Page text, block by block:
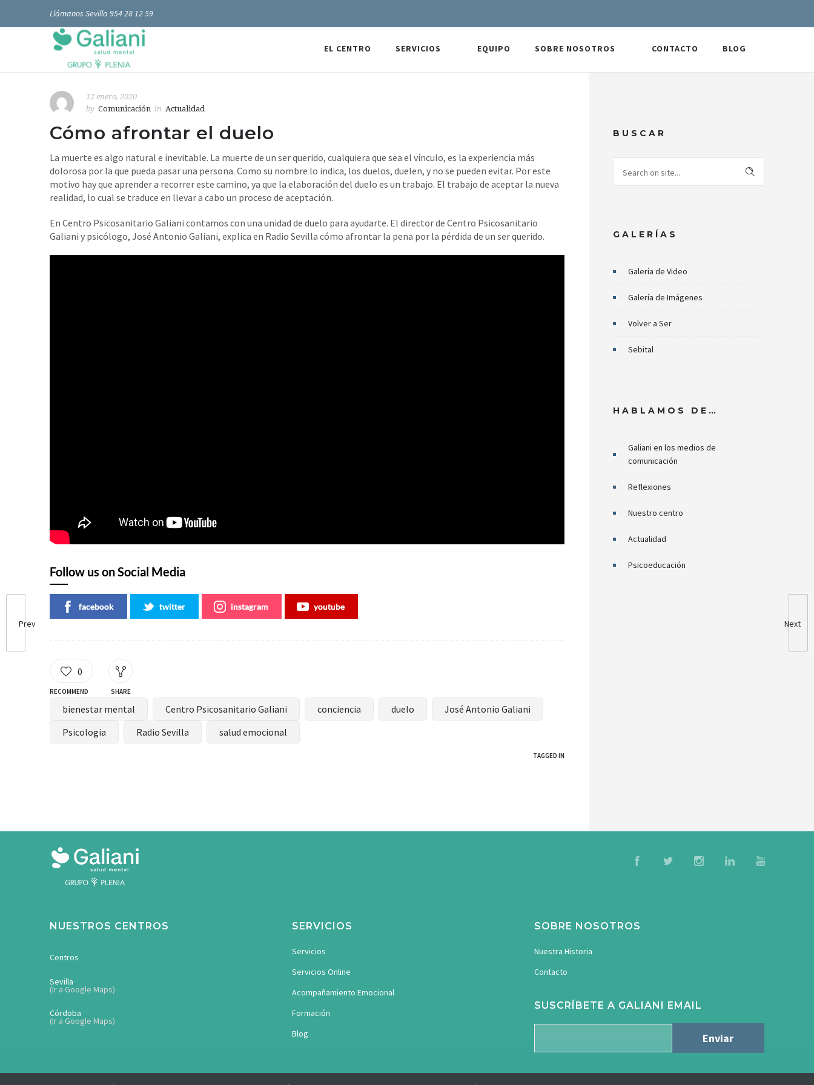
Llámanos Sevilla 954 28 12 59
EL CENTRO SERVICIOS EQUIPO SOBRE NOSOTROS CONTACTO BLOG
Prev Next
12 enero, 2020
by Comunicación in Actualidad
Cómo afrontar el duelo
La muerte es algo natural e inevitable. La muerte de un ser querido, cualquiera que sea el vínculo, es la experiencia más
dolorosa por la que pueda pasar una persona. Como su nombre lo indica, los duelos, duelen, y no se pueden evitar. Por este
motivo hay que aprender a recorrer este camino, ya que la elaboración del duelo es un trabajo. El trabajo de aceptar la nueva
realidad, lo cual se traduce en llevar a cabo un proceso de aceptación.
En Centro Psicosanitario Galiani contamos con una unidad de duelo para ayudarte. El director de Centro Psicosanitario
Galiani y psicólogo, José Antonio Galiani, explica en Radio Sevilla cómo afrontar la pena por la pérdida de un ser querido.
Follow us on Social Media
facebook twitter instagram youtube
0
RECOMMEND SHARE
bienestar mental Centro Psicosanitario Galiani conciencia duelo
José Antonio Galiani
Psicologia
Radio Sevilla salud emocional
TAGGED IN
BUSCAR
GALERÍAS
Galería de Video
Galería de Imágenes
Volver a Ser
Sebital
HABLAMOS DE…
Galiani en los medios de
comunicación
Reflexiones
Nuestro centro
Actualidad
Psicoeducación
NUESTROS CENTROS
Centros
Sevilla
(Ir a Google Maps)
Córdoba
(Ir a Google Maps)
SERVICIOS
Servicios
Servicios Online
Acompañamiento Emocional
Formación
Blog
SOBRE NOSOTROS
Nuestra Historia
Contacto
SUSCRÍBETE A GALIANI EMAIL